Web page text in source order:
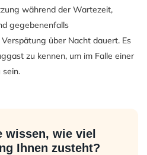
während der Wartezeit,
gegebenenfalls
über Nacht dauert. Es
zu kennen, um im Falle einer
wissen, wie viel
Ihnen zusteht?